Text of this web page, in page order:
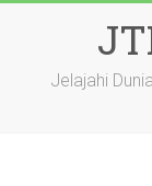
Jelajahi